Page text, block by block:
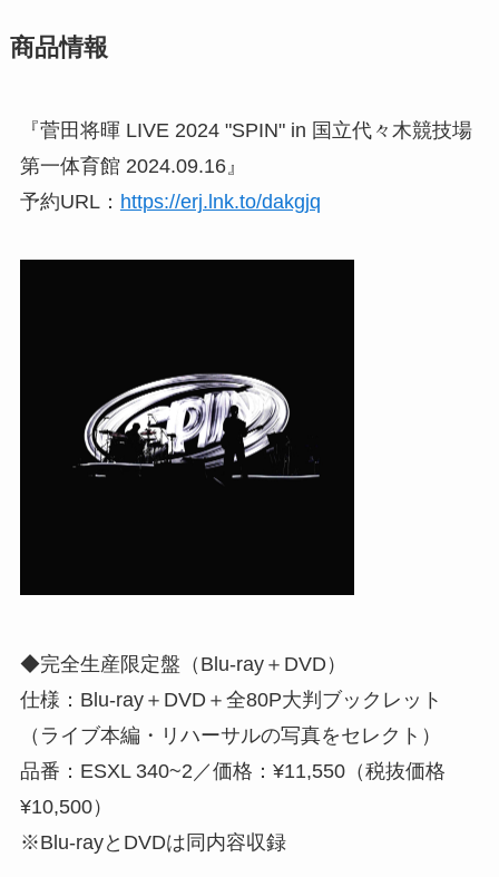
商品情報
『菅田将暉 LIVE 2024 "SPIN" in 国立代々木競技場
第一体育館 2024.09.16』
予約URL： https://erj.lnk.to/dakgjq
◆完全生産限定盤（Blu-ray＋DVD）
仕様：Blu-ray＋DVD＋全80P大判ブックレット
（ライブ本編・リハーサルの写真をセレクト）
品番：ESXL 340~2／価格：¥11,550（税抜価格
¥10,500）
※Blu-rayとDVDは同内容収録